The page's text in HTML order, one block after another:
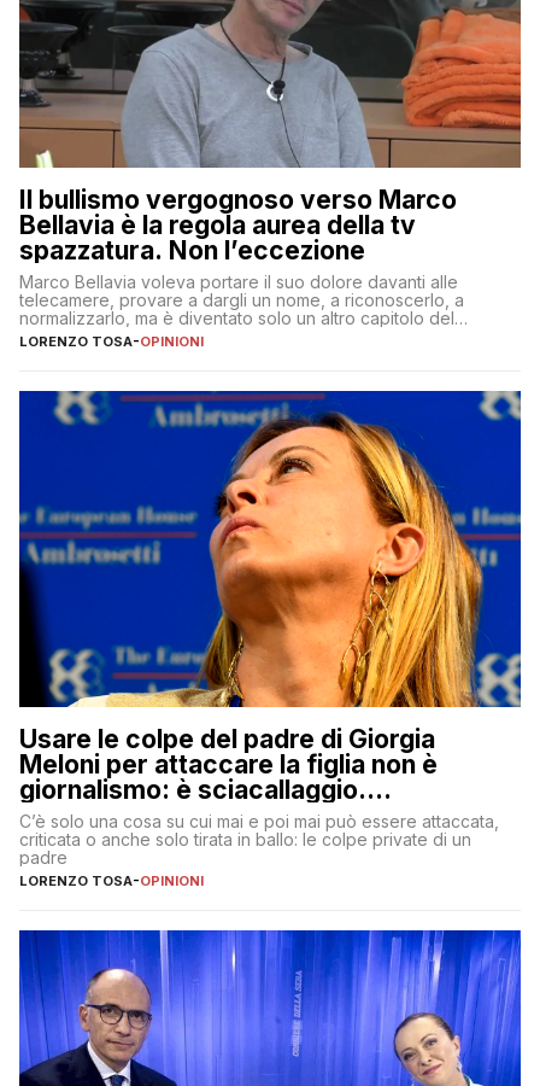
Il bullismo vergognoso verso Marco
Bellavia è la regola aurea della tv
spazzatura. Non l’eccezione
Marco Bellavia voleva portare il suo dolore davanti alle
telecamere, provare a dargli un nome, a riconoscerlo, a
normalizzarlo, ma è diventato solo un altro capitolo del
copione
LORENZO TOSA-OPINIONI
Usare le colpe del padre di Giorgia
Meloni per attaccare la figlia non è
giornalismo: è sciacallaggio.
Dimostriamo di essere diversi
C’è solo una cosa su cui mai e poi mai può essere attaccata,
criticata o anche solo tirata in ballo: le colpe private di un
padre
LORENZO TOSA-OPINIONI